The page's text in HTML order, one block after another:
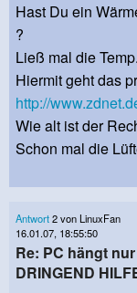
Hast Du ein
?
Ließ mal die
Hiermit geht das
http://
Wie alt ist der
Schon mal die
Antwort2 von LinuxFan
16.01.07, 18:55:50
Re: PC hängt
DRINGEND